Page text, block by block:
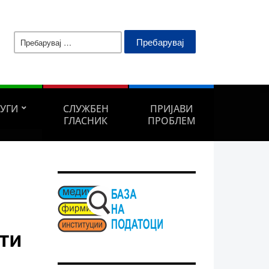
Пребарувај
СЛУЖБЕН
ГЛАСНИК
ПРИЈАВИ
ПРОБЛЕМ